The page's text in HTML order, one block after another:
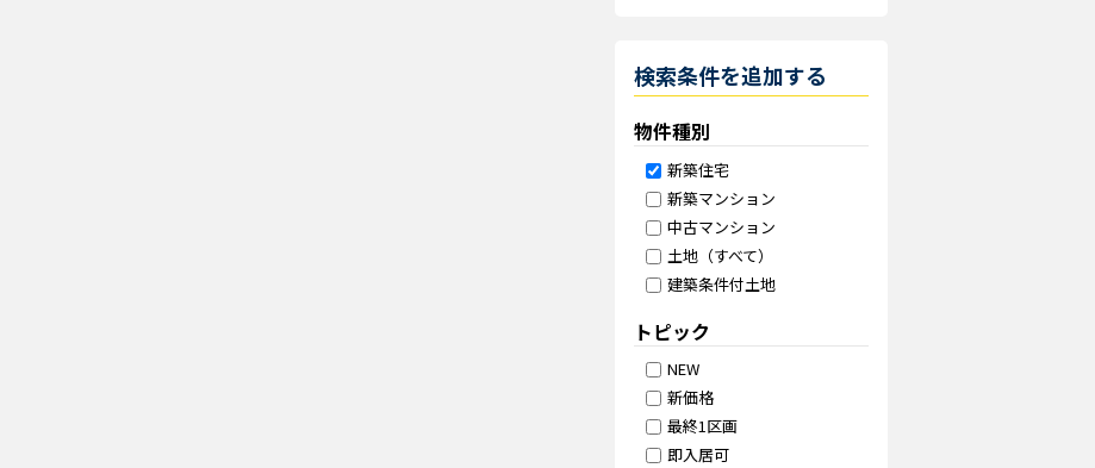
検索条件を追加する
物件種別
新築住宅
新築マンション
中古マンション
土地（すべて）
建築条件付土地
トピック
NEW
新価格
最終1区画
即入居可